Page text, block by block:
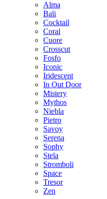
Alma
Bali
Cocktail
Coral
Cuore
Crosscut
Fosfo
Iconic
Iridescent
In Out Door
Mistery
Mythos
Niebla
Pietro
Savoy
Serena
Sophy
Stela
Stromboli
Space
Tresor
Zen